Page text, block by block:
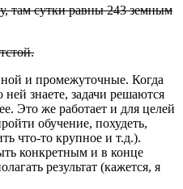
там сутки равны 243 земным
и промежуточные. Когда
знаете, задачи решаются
Это же работает и для целей
обучение, похудеть,
что-то крупное и т.д.).
конкретным и в конце
результат (кажется, я